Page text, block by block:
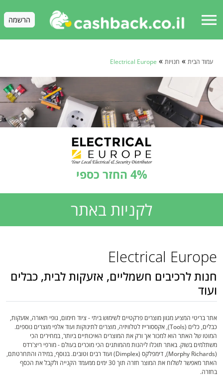
menu הרשמה
עמוד הבית » חנויות »
Electrical Europe
4% החזר כספי
לקניות באתר
Electrical Europe
חנות לרכיבים חשמליים, אזעקות לבית, כבלים
ועוד
אתר בריטי המציע מגוון מוצרים פרקטיים לשימוש ביתי - ציוד חימום, גופי תאורה, אזעקות,
כבלים, כלים (Tools), אקססורייז לטלוויזיה, מוצרים לתינוקות ועוד אלפי מוצרים נוספים.
המוטו של האתר הוא למכור אך ורק את המוצרים האיכותיים ביותר, במחירים הכי
משתלמים בשוק. באתר תוכלו ליהנות מהמותגים הכי מוכרים בעולם - מורפי ריצ'רדס
(Morphy Richards), דימפלקס (Dimplex) ועוד רבים וטובים. בנוסף, במידה והתחרטתם,
האתר מאפשר לשלוח את המוצר חזרה תוך 30 ימים ממעמד הקנייה ולקבל את הכסף
בחזרה.